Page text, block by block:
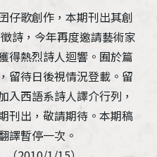
仔歌創作，本期刊出其創
詩，今年再度邀請藝術家
得熱烈詩人迴響。囿於篇
留待日後視情況登載。留
入西語系詩人譯介行列，
刊出，敬請期待。本期稿
譯暫停一次。